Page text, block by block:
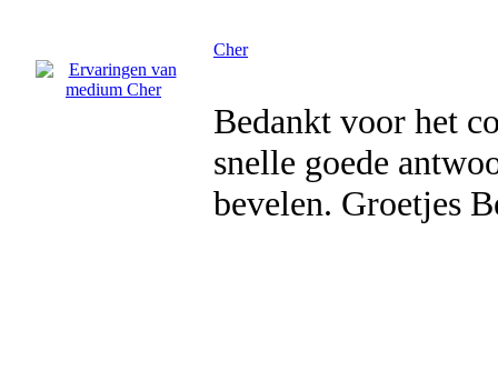
Cher
Bedankt voor het
snelle goede
bevelen. Groetjes